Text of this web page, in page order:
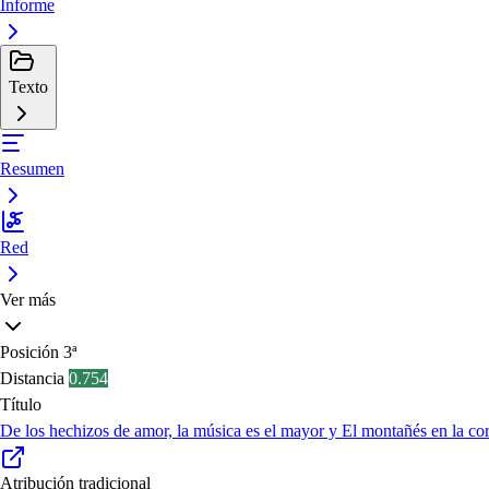
Informe
Texto
Resumen
Red
Ver más
Posición 3ª
Distancia 0.754
Título
De los hechizos de amor, la música es el mayor y El montañés en la
Atribución tradicional